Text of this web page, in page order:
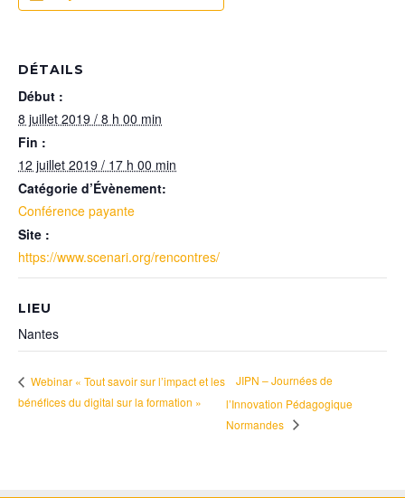
DÉTAILS
Début :
8 juillet 2019 / 8 h 00 min
Fin :
12 juillet 2019 / 17 h 00 min
Catégorie d’Évènement:
Conférence payante
Site :
https://www.scenari.org/rencontres/
LIEU
Nantes
Webinar « Tout savoir sur l’impact et les
bénéfices du digital sur la formation »
JIPN – Journées de
l’Innovation Pédagogique
Normandes